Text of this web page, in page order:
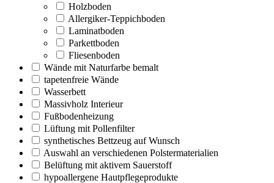
Holzboden
Allergiker-Teppichboden
Laminatboden
Parkettboden
Fliesenboden
Wände mit Naturfarbe bemalt
tapetenfreie Wände
Wasserbett
Massivholz Interieur
Fußbodenheizung
Lüftung mit Pollenfilter
synthetisches Bettzeug auf Wunsch
Auswahl an verschiedenen Polstermaterialien
Belüftung mit aktivem Sauerstoff
hypoallergene Hautpflegeprodukte